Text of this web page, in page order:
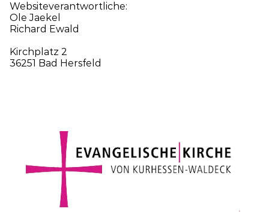
Websiteverantwortliche:
Ole Jaekel
Richard Ewald
Kirchplatz 2
36251 Bad Hersfeld